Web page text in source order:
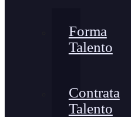
Forma
Talento
Contrata
Talento